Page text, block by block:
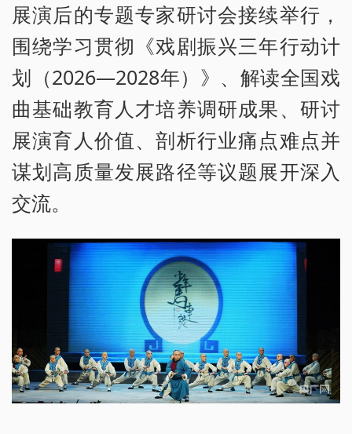
展演后的专题专家研讨会接续举行，
围绕学习贯彻《戏剧振兴三年行动计
划（2026—2028年）》、解读全国戏
曲基础教育人才培养调研成果、研讨
展演育人价值、剖析行业痛点难点并
谋划高质量发展路径等议题展开深入
交流。